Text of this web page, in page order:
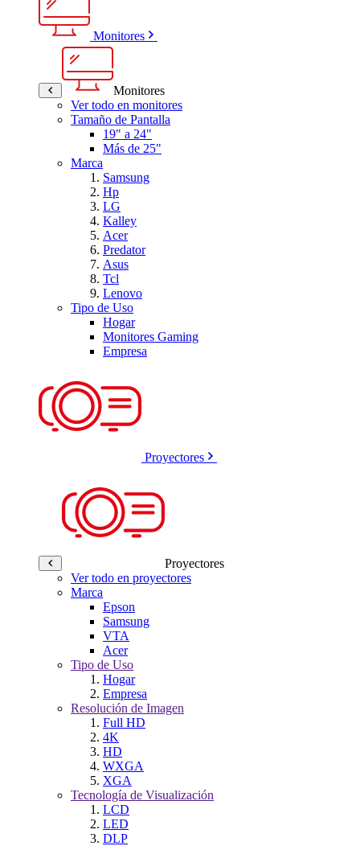
Monitores
Monitores
Ver todo en monitores
Tamaño de Pantalla
19" a 24"
Más de 25"
Marca
Samsung
Hp
LG
Kalley
Acer
Predator
Asus
Tcl
Lenovo
Tipo de Uso
Hogar
Monitores Gaming
Empresa
Proyectores
Proyectores
Ver todo en proyectores
Marca
Epson
Samsung
VTA
Acer
Tipo de Uso
Hogar
Empresa
Resolución de Imagen
Full HD
4K
HD
WXGA
XGA
Tecnología de Visualización
LCD
LED
DLP